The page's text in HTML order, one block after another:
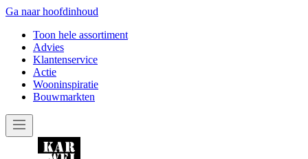
Ga naar hoofdinhoud
Toon hele assortiment
Advies
Klantenservice
Actie
Wooninspiratie
Bouwmarkten